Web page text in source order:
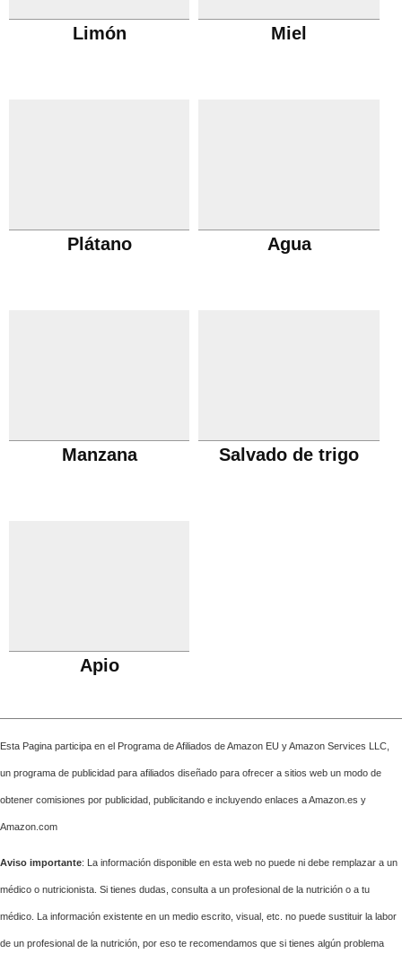
Limón Miel
Plátano Agua
Manzana Salvado de trigo
Apio
Esta Pagina participa en el Programa de Afiliados de Amazon EU y Amazon Services LLC,
un programa de publicidad para afiliados diseñado para ofrecer a sitios web un modo de
obtener comisiones por publicidad, publicitando e incluyendo enlaces a Amazon.es y
Amazon.com
Aviso importante: La información disponible en esta web no puede ni debe remplazar a un
médico o nutricionista. Si tienes dudas, consulta a un profesional de la nutrición o a tu
médico. La información existente en un medio escrito, visual, etc. no puede sustituir la labor
de un profesional de la nutrición, por eso te recomendamos que si tienes algún problema